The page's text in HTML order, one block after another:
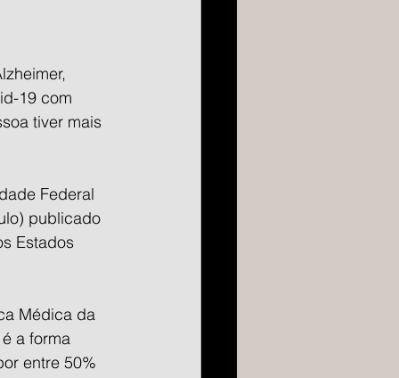
19 com
tiver mais
Federal
publicado
Estados
Médica da
a forma
entre 50%